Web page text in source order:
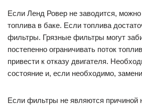
Если Ленд Ровер не заводится,
топлива в баке. Если топлива
фильтры. Грязные фильтры могут
постепенно ограничивать поток
привести к отказу двигателя.
состояние и, если необходимо,
Если фильтры не являются причиной